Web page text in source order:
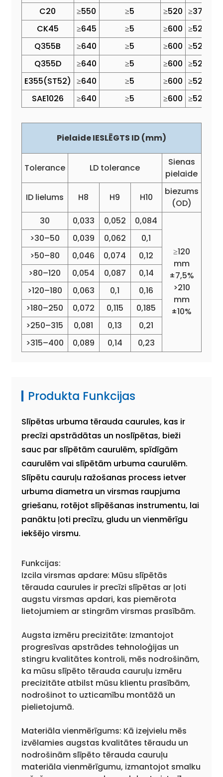
C20 ≥550 ≥5 ≥520 ≥375
CK45
≥645 ≥5 ≥600 ≥520
Q355B
≥640 ≥5 ≥600 ≥520
Q355D
≥640 ≥5 ≥600 ≥520
E355(ST52) ≥640 ≥5 ≥600 ≥520
SAE1026
≥640 ≥5 ≥600 ≥520
Pielaide IESLĒGTS ID (mm)
Tolerance LD tolerance
Sienas
pielaide
ID lielums H8 H9 H10
biezums
(OD)
30
0,033 0,052 0,084
≥120
mm
±7,5%
>210
mm
±10%
>30–50 0,039 0,062
0,1
>50–80
0,046 0,074
0,12
>80–120
0,054 0,087
0,14
>120–180
0,063 0,1
0,16
>180–250
0,072 0,115
0,185
>250–315
0,081 0,13
0,21
>315–400
0,089 0,14 0,23
Produkta Funkcijas
Slīpētas urbuma tērauda caurules, kas ir
precīzi apstrādātas un noslīpētas, bieži
sauc par slīpētām caurulēm, spīdīgām
caurulēm vai slīpētām urbuma caurulēm.
Slīpētu cauruļu ražošanas process ietver
urbuma diametra un virsmas raupjuma
griešanu, rotējot slīpēšanas instrumentu, lai
panāktu ļoti precīzu, gludu un vienmērīgu
iekšējo virsmu.
Funkcijas:
Izcila virsmas apdare: Mūsu slīpētās
tērauda caurules ir precīzi slīpētas ar ļoti
augstu virsmas apdari, kas piemērota
lietojumiem ar stingrām virsmas prasībām.
Augsta izmēru precizitāte: Izmantojot
progresīvas apstrādes tehnoloģijas un
stingru kvalitātes kontroli, mēs nodrošinām,
ka mūsu slīpēto tērauda cauruļu izmēru
precizitāte atbilst mūsu klientu prasībām,
nodrošinot to uzticamību montāžā un
pielietojumā.
Materiāla vienmērīgums: Kā izejvielu mēs
izvēlamies augstas kvalitātes tēraudu un
nodrošinām slīpēto tērauda cauruļu
materiāla vienmērīgumu, izmantojot smalku